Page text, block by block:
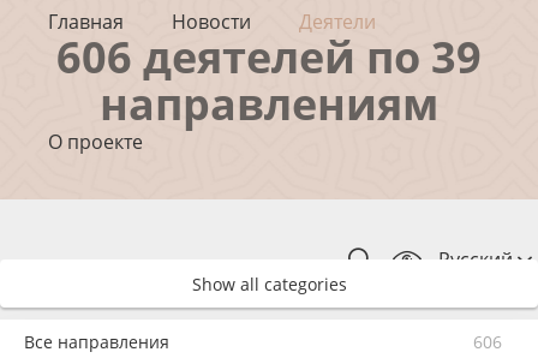
Главная Новости Деятели
О проекте
Русский
606 деятелей по 39
направлениям
Show all categories
Все направления 606